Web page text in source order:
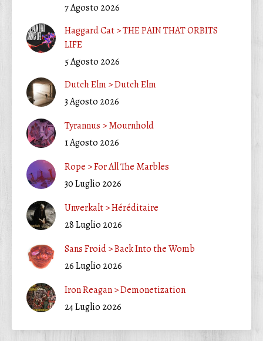
7 Agosto 2026
Haggard Cat > THE PAIN THAT ORBITS
LIFE
5 Agosto 2026
Dutch Elm > Dutch Elm
3 Agosto 2026
Tyrannus > Mournhold
1 Agosto 2026
Rope > For All The Marbles
30 Luglio 2026
Unverkalt > Héréditaire
28 Luglio 2026
Sans Froid > Back Into the Womb
26 Luglio 2026
Iron Reagan > Demonetization
24 Luglio 2026